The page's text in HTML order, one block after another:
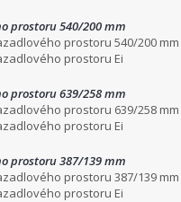
prostoru 540/200 mm
prostoru 540/200 mm
prostoru Ei
prostoru 639/258 mm
prostoru 639/258 mm
prostoru Ei
prostoru 387/139 mm
prostoru 387/139 mm
prostoru Ei